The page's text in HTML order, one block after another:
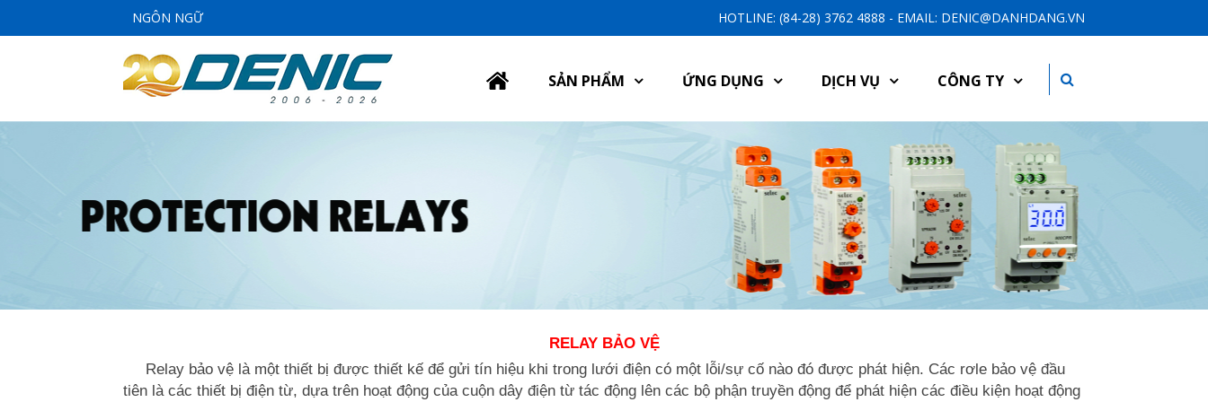
NGÔN NGỮ HOTLINE: (84-28) 3762 4888 - EMAIL: DENIC@DANHDANG.VN
SẢN PHẨM ỨNG DỤNG DỊCH VỤ CÔNG TY
RELAY BẢO VỆ
Relay bảo vệ là một thiết bị được thiết kế để gửi tín hiệu khi trong lưới điện có một lỗi/sự cố nào đó được phát hiện. Các rơle bảo vệ đầu
tiên là các thiết bị điện từ, dựa trên hoạt động của cuộn dây điện từ tác động lên các bộ phận truyền động để phát hiện các điều kiện hoạt động